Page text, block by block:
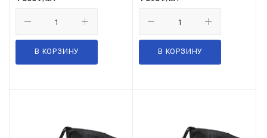
В КОРЗИНУ В КОРЗИНУ